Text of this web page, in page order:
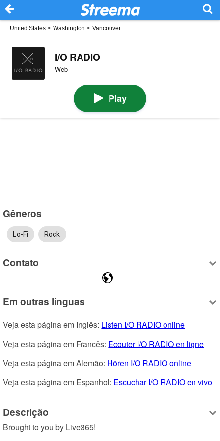
United States > Washington > Vancouver
I/O RADIO
Web
Play
Gêneros
Lo-Fi Rock
Contato
Em outras línguas
Veja esta página em Inglês: Listen I/O RADIO online
Veja esta página em Francês: Ecouter I/O RADIO en ligne
Veja esta página em Alemão: Hören I/O RADIO online
Veja esta página em Espanhol: Escuchar I/O RADIO en vivo
Descrição
Brought to you by Live365!